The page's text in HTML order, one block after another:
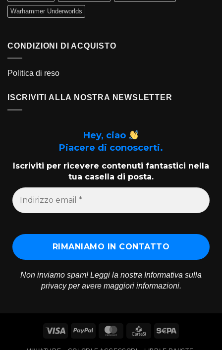
Warhammer Underworlds
CONDIZIONI DI ACQUISTO
Politica di reso
ISCRIVITI ALLA NOSTRA NEWSLETTER
Hey, ciao
Piacere di conoscerti.
Iscriviti per ricevere contenuti fantastici nella
tua casella di posta.
Non inviamo spam! Leggi la nostra Informativa sulla
privacyper avere maggiori informazioni.
Visa PayPal MasterCardCartaSi